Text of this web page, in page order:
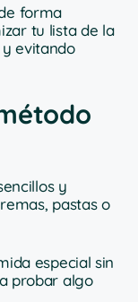
forma
tu lista de la
evitando
y
pastas o
especial sin
probar algo